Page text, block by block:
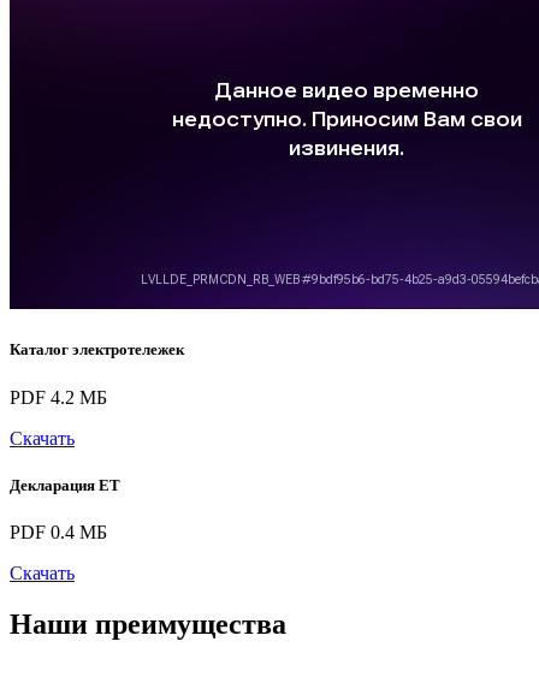
Каталог электротележек
PDF 4.2 МБ
Скачать
Декларация ЕТ
PDF 0.4 МБ
Скачать
Наши преимущества